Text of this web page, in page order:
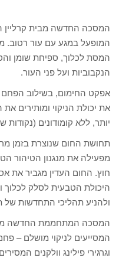
המסכה החדשה מבית
המופעל במגע עם עור רטוב.
המסת לכלוך, ספיחת שומן
הנקבוביות ועל פני העור.
אפקט החימום, בשילוב הפחם
את יכולת הניקוי ומותירים
יותר, ללא קומודונים (נקודות
תחושת החום שנוצרת בזמן
מפעילה את מנגנון הטיהור
חוץ. החום העדין מגביר את
היכולת הטבעית לסלק לכלוך
ולהניע תהליכי התחדשות של
המסכה המתחממת החדשה
המסייעים לניקוי מושלם –
וגרגירי פילינג וולקנים